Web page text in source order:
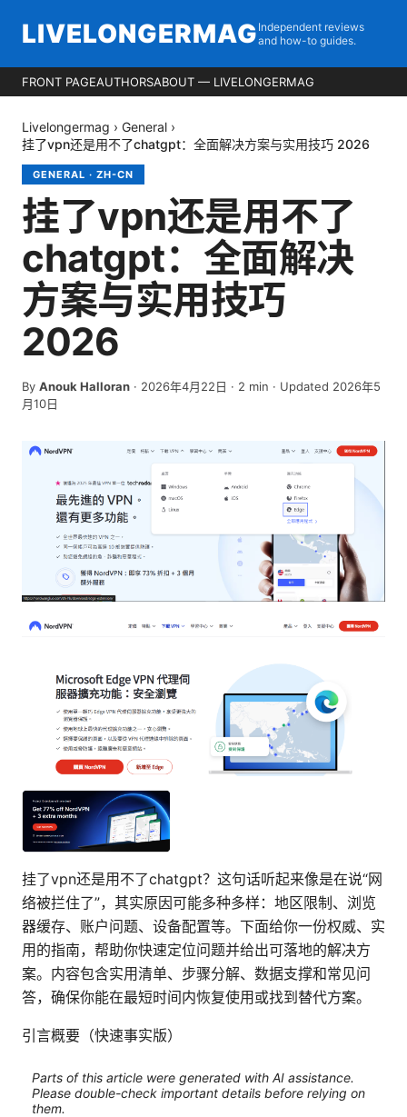
LIVELONGERMAG Independent reviews
and how-to guides.
FRONT PAGEAUTHORSABOUT — LIVELONGERMAG
Livelongermag › General ›
挂了vpn还是用不了chatgpt：全面解决方案与实用技巧 2026
GENERAL · ZH-CN
挂了vpn还是用不了
chatgpt：全面解决
方案与实用技巧
2026
By Anouk Halloran · 2026年4月22日 · 2 min · Updated 2026年5
月10日
挂了vpn还是用不了chatgpt？这句话听起来像是在说“网
络被拦住了”，其实原因可能多种多样：地区限制、浏览
器缓存、账户问题、设备配置等。下面给你一份权威、实
用的指南，帮助你快速定位问题并给出可落地的解决方
案。内容包含实用清单、步骤分解、数据支撑和常见问
答，确保你能在最短时间内恢复使用或找到替代方案。
引言概要（快速事实版）
Parts of this article were generated with AI assistance.
Please double-check important details before relying on
them.